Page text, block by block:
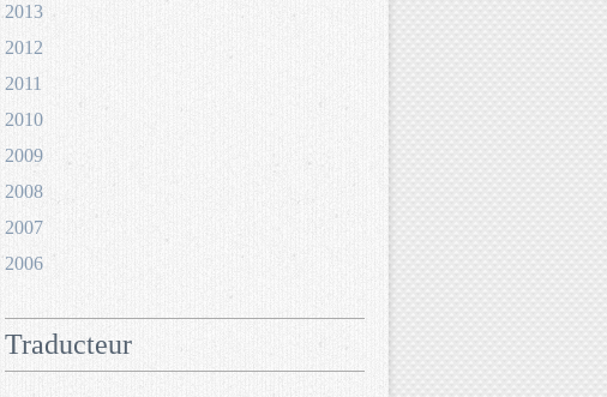
2013
2012
2011
2010
2009
2008
2007
2006
Traducteur